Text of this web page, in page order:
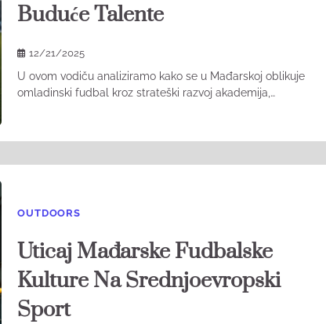
Buduće Talente
12/21/2025
U ovom vodiču analiziramo kako se u Mađarskoj oblikuje
omladinski fudbal kroz strateški razvoj akademija,…
OUTDOORS
Uticaj Mađarske Fudbalske
Kulture Na Srednjoevropski
Sport